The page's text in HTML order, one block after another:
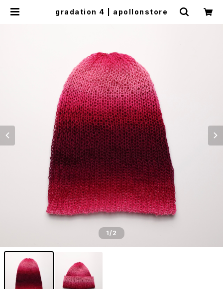
gradation 4 | apollonstore
1/2